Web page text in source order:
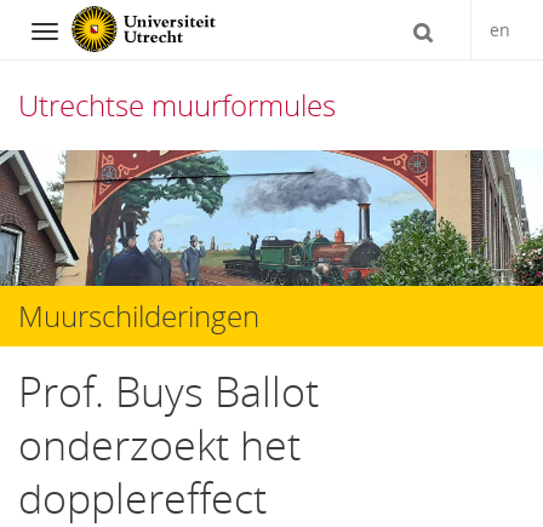
Navigation en
Utrechtse muurformules
Direct
naar
het
inhoud
Muurschilderingen
Prof. Buys Ballot
onderzoekt het
dopplereffect